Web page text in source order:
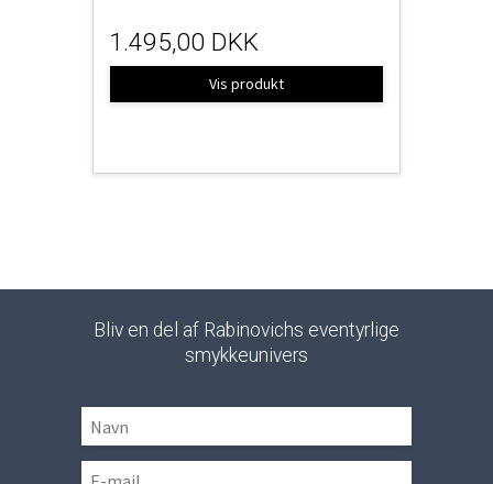
1.495,00 DKK
Vis produkt
Bliv en del af Rabinovichs eventyrlige
smykkeunivers